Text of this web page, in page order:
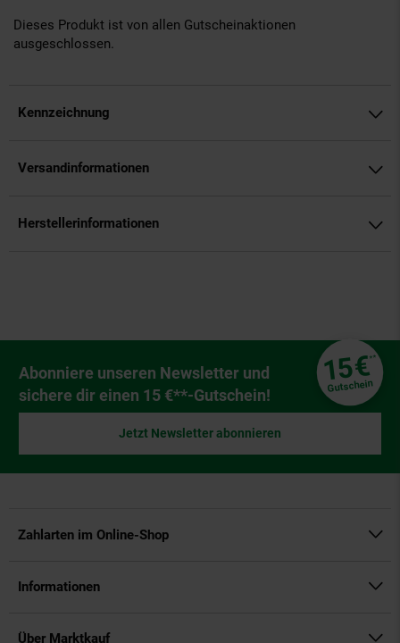
Dieses Produkt ist von allen Gutscheinaktionen
ausgeschlossen.
Kennzeichnung
Versandinformationen
Herstellerinformationen
Newsletter Anmeldung
Abonniere unseren Newsletter und
sichere dir einen 15 €**-Gutschein!
15€**
Gutschein
Jetzt Newsletter abonnieren
Zahlarten im Online-Shop
Informationen
Über Marktkauf